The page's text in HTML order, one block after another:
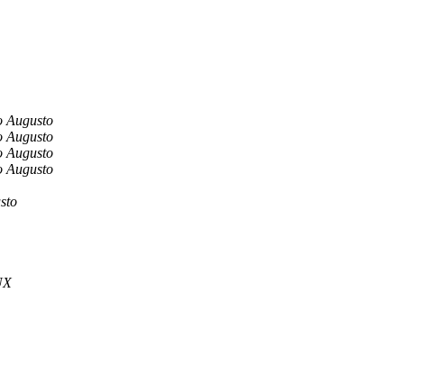
Augusto
Augusto
Augusto
Augusto